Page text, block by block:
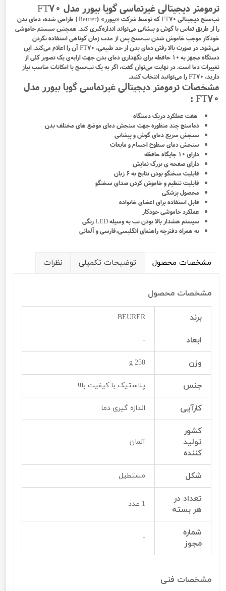
ترمومتر دیجیتالی غیرتماسی گویا بیورر مدل FT70
تب‌سنج دیجیتالی FT70 که توسط شرکت «بیورر» (Beurer) طراحی شده، دمای بدن
را از طریق تماس با گوش و پیشانی می‌تواند اندازه‌گیری کند. همچنین سیستم خاموشی
خودکار موجب خاموش شدن تب‌سنج پس از مدت زمان کوتاهی استفاده نکردن
می‌شود. در صورت بالا رفتن دمای بدن از حد طبیعی، FT70 آن را اعلام می‌کند. این
دستگاه مجهز به ۱۰ حافظه برای نگهداری دمای بدن جهت ارایه‌ی یک تصویر کلی از
تغییرات دما است. در نهایت می‌توان گفت، اگر به یک تب‌سنج با امکانات مناسب نیاز
دارید، FT70 را می‌توانید انتخاب کنید.
مشخصات ترمومتر دیجیتالی غیرتماسی گویا بیورر مدل
FT70 :
هفت عملکرد دریک دستگاه
دماسنج چند منظوره جهت سنجش دمای موضع های مختلف بدن
سنجش سریع دمای گوش و پیشانی
سنجش دمای سطوح اجسام و مایعات
دارای ۱۰ جایگاه حافظه
دارای صفحه ی بزرگ نمایش
قابلیت سخنگو بودن نتایج به ۶ زبان
قابلیت تنظیم و خاموش کردن صدای سخنگو
محصول پزشکی
قابل استفاده برای اعضای خانواده
عملکرد خاموشی خودکار
سیستم هشدار بالا بودن تب به وسیله LED رنگی
به همراه دفترچه راهنمای انگلیسی،فارسی و آلمانی
مشخصات محصول توضیحات تکمیلی نظرات
مشخصات محصول
برند BEURER
ابعاد -
وزن 250 g
جنس پلاستیک با کیفیت بالا
کارآیی اندازه گیری دما
کشور
تولید
کننده
آلمان
شکل مستطیل
تعداد در
هر بسته
1 عدد
شماره
مجوز
-
مشخصات فنی